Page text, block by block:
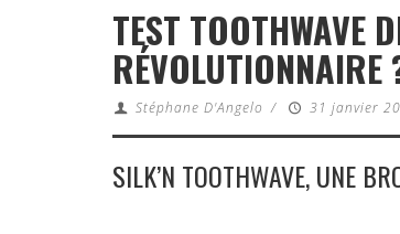
TEST TOOTHWAVE
RÉVOLUTIONNAIRE
Stéphane D'Angelo / 31 janvier
SILK’N TOOTHWAVE, UNE